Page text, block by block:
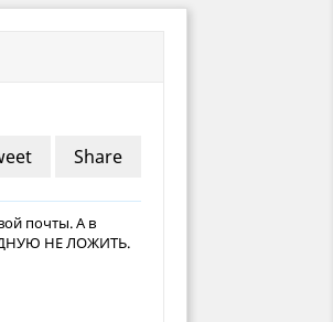
Share
почты. А в
НЕ ЛОЖИТЬ.